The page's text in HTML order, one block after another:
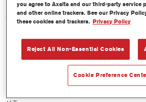
Características del producto
Extraordinario rendimiento del color.
Fácil aplicación en un proceso
Base de datos con más de 30.000
lisos, metalizados y perlados, en
you agree to Axalta and our third-party service
and other online trackers. See our Privacy
these cookies and trackers. Privacy Policy
Reject All Non-Essential Cookies
Cookie Preference